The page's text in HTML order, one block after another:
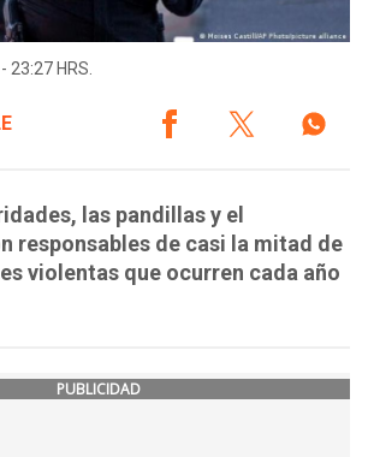
23:27 HRS.
las pandillas y el
responsables de casi la mitad de
violentas que ocurren cada año
PUBLICIDAD